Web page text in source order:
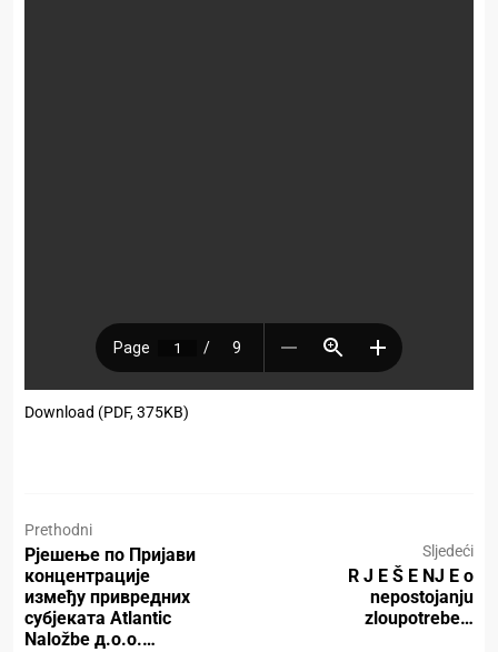
Download (PDF, 375KB)
Prethodni
Рјешењe по Пријави
концентрације
између привредних
субјеката Аtlantic
Naložbe д.о.о.…
Sljedeći
R J E Š E NJ E o
nepostojanju
zloupotrebe…